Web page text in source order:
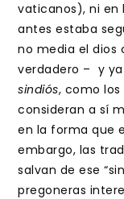
vaticanos), ni en
antes estaba
no media el dios
verdadero – y
sindiós, como los
consideran a sí
en la forma que
embargo, las
salvan de ese
pregoneras